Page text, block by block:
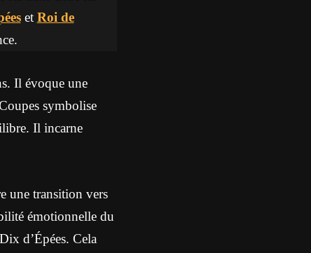
et Roi de
Il évoque une
symbolise
Il incarne
une transition vers
émotionnelle du
d’Épées. Cela